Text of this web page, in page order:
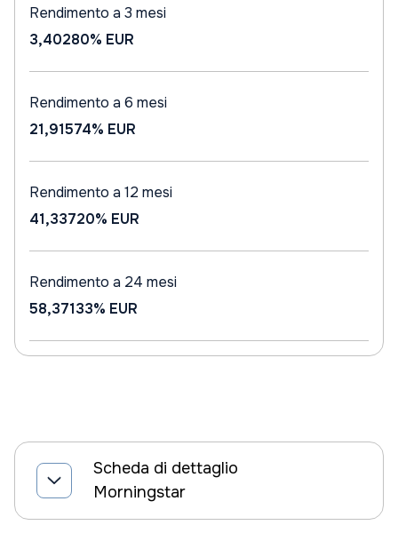
Rendimento a 3 mesi
3,40280% EUR
Rendimento a 6 mesi
21,91574% EUR
Rendimento a 12 mesi
41,33720% EUR
Rendimento a 24 mesi
58,37133% EUR
Scheda di dettaglio
Morningstar